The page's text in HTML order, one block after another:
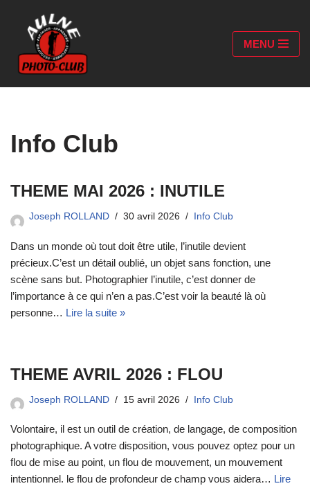
Aller
au
contenu
MENU
Info Club
THEME MAI 2026 : INUTILE
Joseph ROLLAND 30 avril 2026 Info Club
Dans un monde où tout doit être utile, l’inutile devient
précieux.C’est un détail oublié, un objet sans fonction, une
scène sans but. Photographier l’inutile, c’est donner de
l’importance à ce qui n’en a pas.C’est voir la beauté là où
personne… Lire la suite »
THEME AVRIL 2026 : FLOU
Joseph ROLLAND 15 avril 2026 Info Club
Volontaire, il est un outil de création, de langage, de composition
photographique. A votre disposition, vous pouvez optez pour un
flou de mise au point, un flou de mouvement, un mouvement
intentionnel. le flou de profondeur de champ vous aidera… Lire